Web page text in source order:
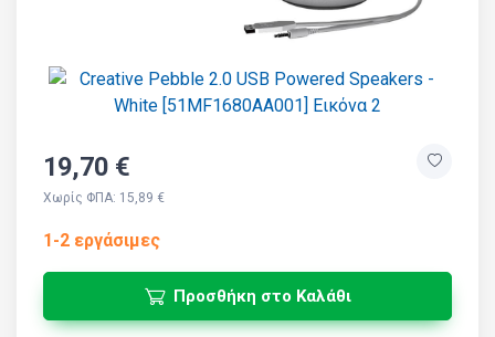
19,70 €
Χωρίς ΦΠΑ: 15,89 €
1-2 εργάσιμες
Προσθήκη στο Καλάθι